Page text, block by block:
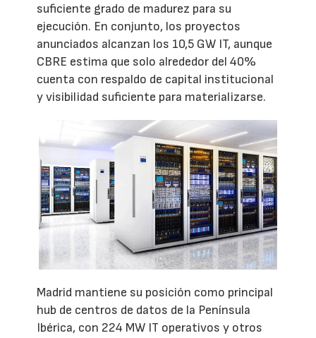
suficiente grado de madurez para su
ejecución. En conjunto, los proyectos
anunciados alcanzan los 10,5 GW IT, aunque
CBRE estima que solo alrededor del 40%
cuenta con respaldo de capital institucional
y visibilidad suficiente para materializarse.
Madrid mantiene su posición como principal
hub de centros de datos de la Península
Ibérica, con 224 MW IT operativos y otros